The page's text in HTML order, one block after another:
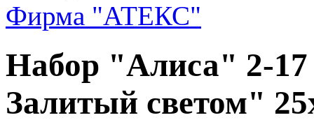
Фирма "АТЕКС"
Набор "Алиса" 2-
Залитый светом"